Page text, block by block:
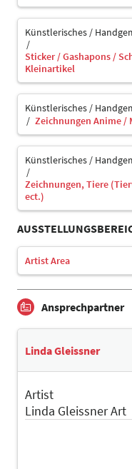
Künstlerisches /
Sticker / Gashapons /
Kleinartikel
Künstlerisches /
Zeichnungen Anime /
Künstlerisches /
Zeichnungen, Tiere
ect.)
Artist Area
Ansprechpartner
Linda Gleissner
Artist
Linda Gleissner Art